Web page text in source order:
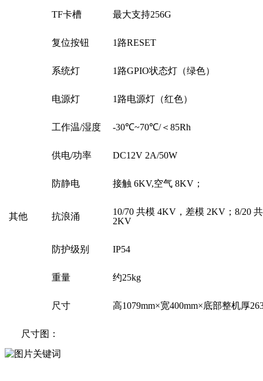
TF卡槽 最大支持256G
复位按钮 1路RESET
系统灯 1路GPIO状态灯（绿色）
电源灯 1路电源灯（红色）
其他
工作温/湿度 -30℃~70℃/＜85Rh
供电/功率 DC12V 2A/50W
防静电 接触 6KV,空气 8KV；
抗浪涌
10/70 共模 4KV，差模 2KV；8/20
2KV
防护级别 IP54
重量 约25kg
尺寸 高1079mm×宽400mm×底部整机厚
尺寸图：